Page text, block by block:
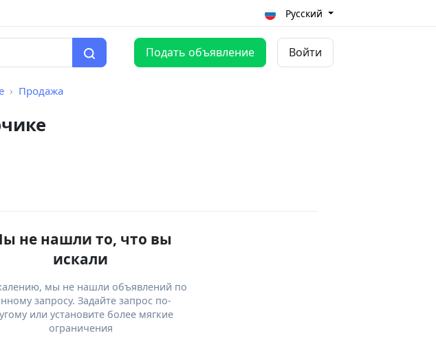
Русский
Подать объявление Войти
Продажа
не нашли то, что вы
искали
мы не нашли объявлений по
запросу. Задайте запрос по-
или установите более мягкие
ограничения